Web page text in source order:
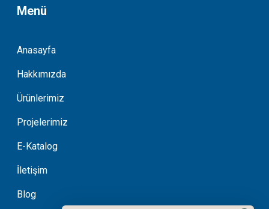
Menü
Anasayfa
Hakkımızda
Ürünlerimiz
Projelerimiz
E-Katalog
İletişim
Blog